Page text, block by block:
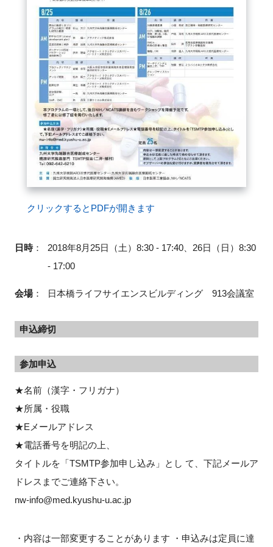
イベントお知らせメール登録
クリックするとPDFが開きます
日時：
2018年8月25日（土）8:30 - 17:40、26日（日）8:30
- 17:00
会場： 日本橋ライフサイエンスビルディング 913会議室
申込締切
参加申込
★名前（漢字・フリガナ）
★所属・役職
★Eメールアドレス
★電話番号を明記の上、
タイトルを「TSMTP参加申し込み」とし て、下記メールア
ドレスまでご連絡下さい。
nw-info@med.kyushu-u.ac.jp
・内容は一部変更することがあります ・申込みは定員に達